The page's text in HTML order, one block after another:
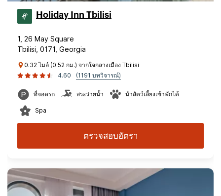
Holiday Inn Tbilisi
1, 26 May Square
Tbilisi, 0171, Georgia
0.32 ไมล์ (0.52 กม.) จากใจกลางเมือง Tbilisi
4.60
(1191 บทวิจารณ์)
ที่จอดรถ สระว่ายน้ำ นำสัตว์เลี้ยงเข้าพักได้
Spa
ตรวจสอบอัตรา